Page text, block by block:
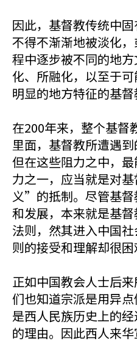
因此，基督教传统中固
不得不渐渐地被淡化
程中逐步被不同的地
化、所融化，以至于
明显的地方特征的基督
在200年来，整个基督
里面，基督教所遭遇到
但在这些阻力之中，
力之一，应当就是对
义”的抵制。尽管基
和发展，本来就是基
法则，然其进入中国
则的接受和理解却很困
正如中国教会人士后
们也知道宗派是用异点
是西人民族历史上的
的理由。因此西人来